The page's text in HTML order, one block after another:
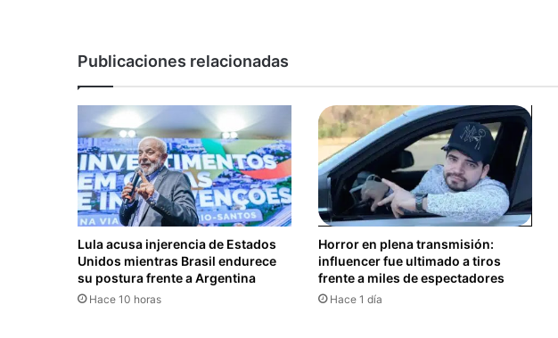
Publicaciones relacionadas
Lula acusa injerencia de Estados
Unidos mientras Brasil endurece
su postura frente a Argentina
Hace 10 horas
Horror en plena transmisión:
influencer fue ultimado a tiros
frente a miles de espectadores
Hace 1 día